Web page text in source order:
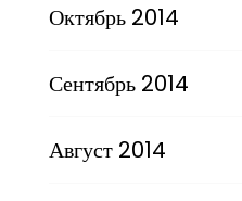
Октябрь 2014
Сентябрь 2014
Август 2014